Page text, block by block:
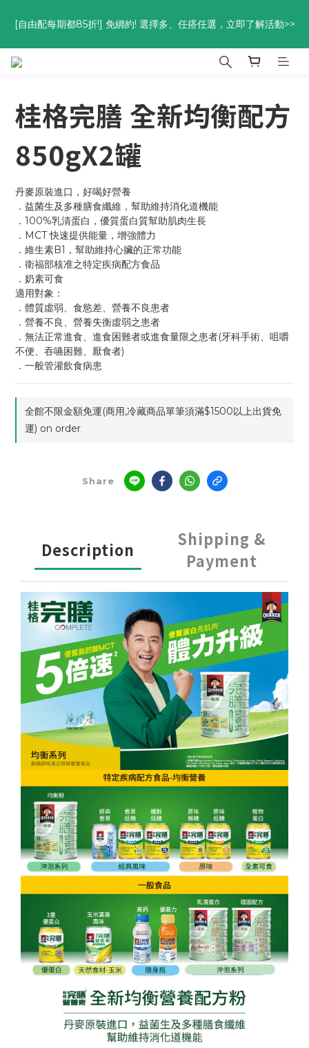
折
[自由配每期都85折!] 免綁約! 選擇多、任搭任選，立即了解活動>>
優惠碼<go300> $3,000折$300  優惠碼<go88> $5,000享88
桂格完膳 全新均衡配方
850gX2罐
丹麥原裝進口，好喝好營養
．益菌生及多種膳食纖維，幫助維持消化道機能
．100%乳清蛋白，優質蛋白質幫助肌肉生長
．MCT 快速提供能量，增強體力
．維生素B1，幫助維持心臟的正常功能
．衛福部核准之特定疾病配方食品
．奶素可食
適用對象：
．體質虛弱、食慾差、營養不良患者
．營養不良、營養失衡虛弱之患者
．無法正常進食、進食困難者或進食量限之患者(牙科手術、咀嚼
不便、吞嚥困難、厭食者)
．一般管灌飲食病患
全館不限金額免運(商用,冷藏商品單筆須滿$1500以上出貨免
運) on order
Share
Description
Shipping &
Payment